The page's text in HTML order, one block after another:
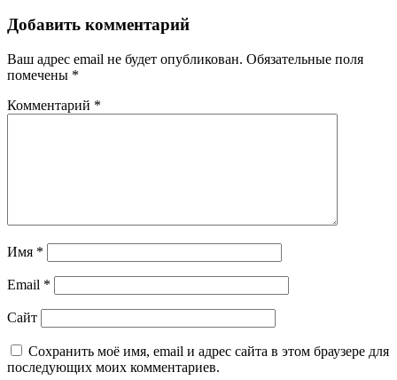
Добавить комментарий
Ваш адрес email не будет опубликован. Обязательные поля
помечены *
Комментарий *
Имя *
Email *
Сайт
Сохранить моё имя, email и адрес сайта в этом браузере для
последующих моих комментариев.